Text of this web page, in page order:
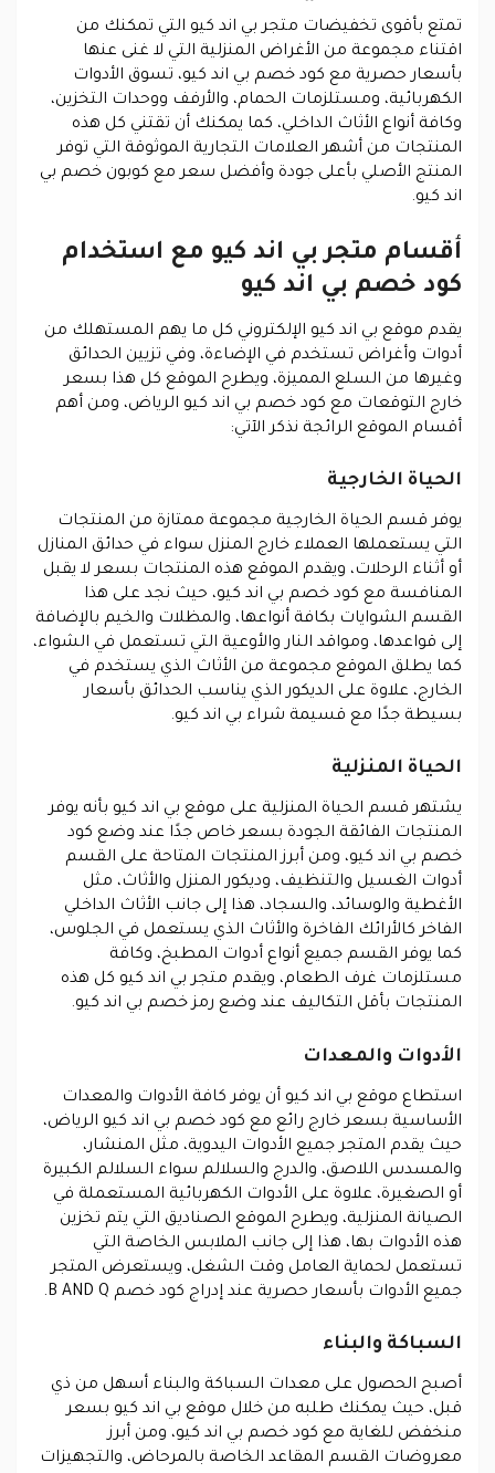
تمتع بأقوى تخفيضات متجر بي اند كيو التي تمكنك من
اقتناء مجموعة من الأغراض المنزلية التي لا غنى عنها
بأسعار حصرية مع كود خصم بي اند كيو، تسوق الأدوات
الكهربائية، ومستلزمات الحمام، والأرفف ووحدات التخزين،
وكافة أنواع الأثاث الداخلي، كما يمكنك أن تقتني كل هذه
المنتجات من أشهر العلامات التجارية الموثوقة التي توفر
المنتج الأصلي بأعلى جودة وأفضل سعر مع كوبون خصم بي
اند كيو.
أقسام متجر بي اند كيو مع استخدام
كود خصم بي اند كيو
يقدم موقع بي اند كيو الإلكتروني كل ما يهم المستهلك من
أدوات وأغراض تستخدم في الإضاءة، وفي تزيين الحدائق
وغيرها من السلع المميزة، ويطرح الموقع كل هذا بسعر
خارج التوقعات مع كود خصم بي اند كيو الرياض، ومن أهم
أقسام الموقع الرائجة نذكر الآتي:
الحياة الخارجية
يوفر قسم الحياة الخارجية مجموعة ممتازة من المنتجات
التي يستعملها العملاء خارج المنزل سواء في حدائق المنازل
أو أثناء الرحلات، ويقدم الموقع هذه المنتجات بسعر لا يقبل
المنافسة مع كود خصم بي اند كيو، حيث نجد على هذا
القسم الشوايات بكافة أنواعها، والمظلات والخيم بالإضافة
إلى قواعدها، ومواقد النار والأوعية التي تستعمل في الشواء،
كما يطلق الموقع مجموعة من الأثاث الذي يستخدم في
الخارج، علاوة على الديكور الذي يناسب الحدائق بأسعار
بسيطة جدًا مع قسيمة شراء بي اند كيو.
الحياة المنزلية
يشتهر قسم الحياة المنزلية على موقع بي اند كيو بأنه يوفر
المنتجات الفائقة الجودة بسعر خاص جدًا عند وضع كود
خصم بي اند كيو، ومن أبرز المنتجات المتاحة على القسم
أدوات الغسيل والتنظيف، وديكور المنزل والأثاث، مثل
الأغطية والوسائد، والسجاد، هذا إلى جانب الأثاث الداخلي
الفاخر كالأرائك الفاخرة والأثاث الذي يستعمل في الجلوس،
كما يوفر القسم جميع أنواع أدوات المطبخ، وكافة
مستلزمات غرف الطعام، ويقدم متجر بي اند كيو كل هذه
المنتجات بأقل التكاليف عند وضع رمز خصم بي اند كيو.
الأدوات والمعدات
استطاع موقع بي اند كيو أن يوفر كافة الأدوات والمعدات
الأساسية بسعر خارج رائع مع كود خصم بي اند كيو الرياض،
حيث يقدم المتجر جميع الأدوات اليدوية، مثل المنشار،
والمسدس اللاصق، والدرج والسلالم سواء السلالم الكبيرة
أو الصغيرة، علاوة على الأدوات الكهربائية المستعملة في
الصيانة المنزلية، ويطرح الموقع الصناديق التي يتم تخزين
هذه الأدوات بها، هذا إلى جانب الملابس الخاصة التي
تستعمل لحماية العامل وقت الشغل، ويستعرض المتجر
جميع الأدوات بأسعار حصرية عند إدراج كود خصم B AND Q.
السباكة والبناء
أصبح الحصول على معدات السباكة والبناء أسهل من ذي
قبل، حيث يمكنك طلبه من خلال موقع بي اند كيو بسعر
منخفض للغاية مع كود خصم بي اند كيو، ومن أبرز
معروضات القسم المقاعد الخاصة بالمرحاض، والتجهيزات